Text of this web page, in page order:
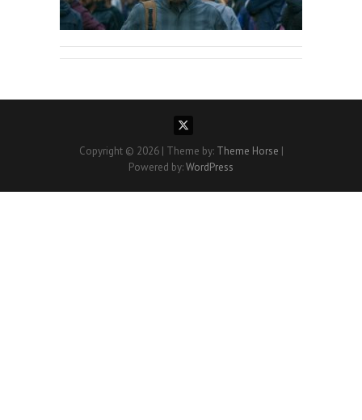
Copyright © 2026 | Theme by: Theme Horse |
Powered by:WordPress